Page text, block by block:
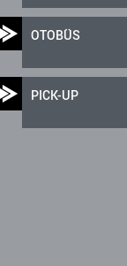
OTOBÜS
PICK-UP